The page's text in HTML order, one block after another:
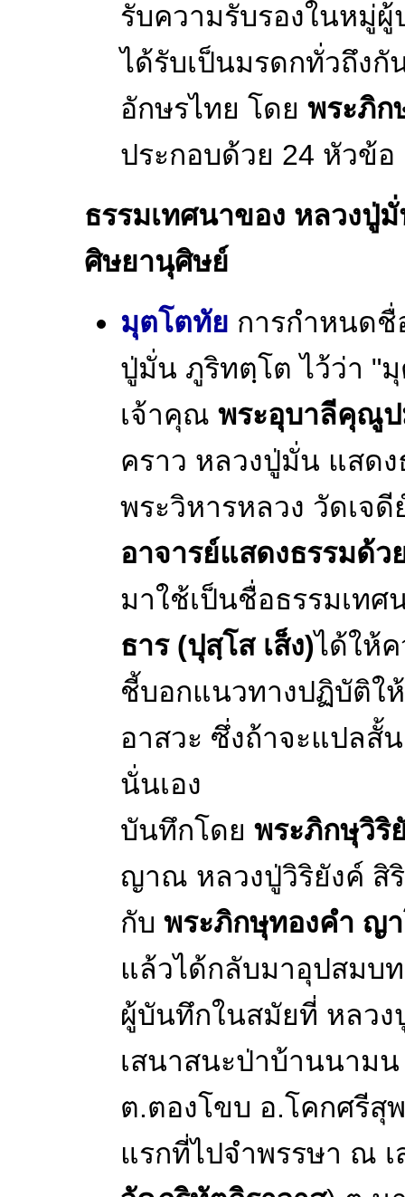
รับความรับรองในหมู่
ได้รับเป็นมรดกทั่วถึงกั
อักษรไทย โดย พระภิก
ประกอบด้วย 24 หัวข้อ
ธรรมเทศนาของ หลวงปู่
ศิษยานุศิษย์
มุตโตทัย การกำหนดชื่
ปู่มั่น ภูริทตฺโต ไว้ว่า "
เจ้าคุณ พระอุบาลีคุณูป
คราว หลวงปู่มั่น แสด
พระวิหารหลวง วัดเจ
อาจารย์แสดงธรรมด้
มาใช้เป็นชื่อธรรมเท
ธาร (ปุสฺโส เส็ง)ได้ให้
ชี้บอกแนวทางปฏิบัติใ
อาสวะ ซึ่งถ้าจะแปลสั้
นั่นเอง
บันทึกโดย พระภิกษุวิริ
ญาณ หลวงปู่วิริยังค์ สิ
กับ พระภิกษุทองคำ ญ
แล้วได้กลับมาอุปสมบ
ผู้บันทึกในสมัยที่ หลว
เสนาสนะป่าบ้านนาม
ต.ตองโขบ อ.โคกศรีสุ
แรกที่ไปจำพรรษา ณ